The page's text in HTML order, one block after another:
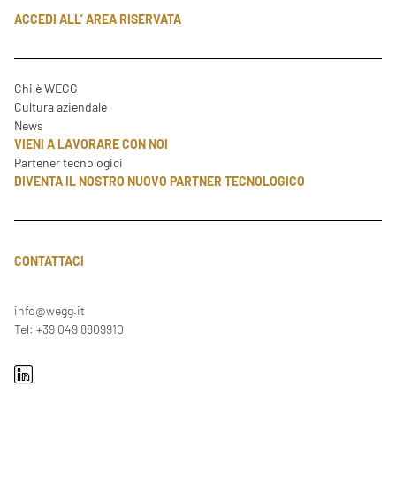
ACCEDI ALL’ AREA RISERVATA
Chi è WEGG
Cultura aziendale
News
VIENI A LAVORARE CON NOI
Partener tecnologici
DIVENTA IL NOSTRO NUOVO PARTNER TECNOLOGICO
CONTATTACI
info@wegg.it
Tel: +39 049 8809910